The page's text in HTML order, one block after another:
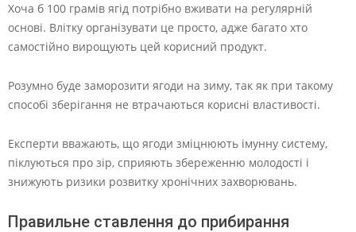
Хоча б 100 грамів ягід потрібно вживати на регулярній
основі. Влітку організувати це просто, адже багато хто
самостійно вирощують цей корисний продукт.
Розумно буде заморозити ягоди на зиму, так як при такому
способі зберігання не втрачаються корисні властивості.
Експерти вважають, що ягоди зміцнюють імунну систему,
піклуються про зір, сприяють збереженню молодості і
знижують ризики розвитку хронічних захворювань.
Правильне ставлення до прибирання